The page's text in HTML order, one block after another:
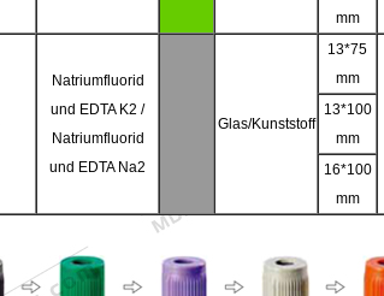
mm
Natriumfluorid
und EDTA K2 /
Natriumfluorid
und EDTA Na2
Glas/Kunststoff
13*75
mm
13*100
mm
16*100
mm